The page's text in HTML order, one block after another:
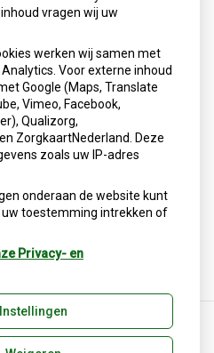
selectie aan folders ontwikkeld
Nederlandse Maatschappij ter
die informatie verschaffen
en gebruik van
voordeze pagina. Hier kunt u
over uw medische klachten
van) geneesmiddelen.
vragen wij uw
werken wij samen met
Voor externe inhoud
Google (Maps, Translate
Vimeo, Facebook,
Qualizorg,
ZorgkaartNederland. Deze
zoals uw IP-adres
onderaan de website kunt
toestemming intrekken of
Privacy- en
Instellingen